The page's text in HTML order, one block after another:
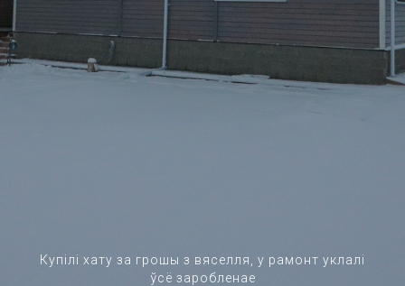
Купілі хату за грошы з вяселля, у рамонт уклалі
ўсё заробленае